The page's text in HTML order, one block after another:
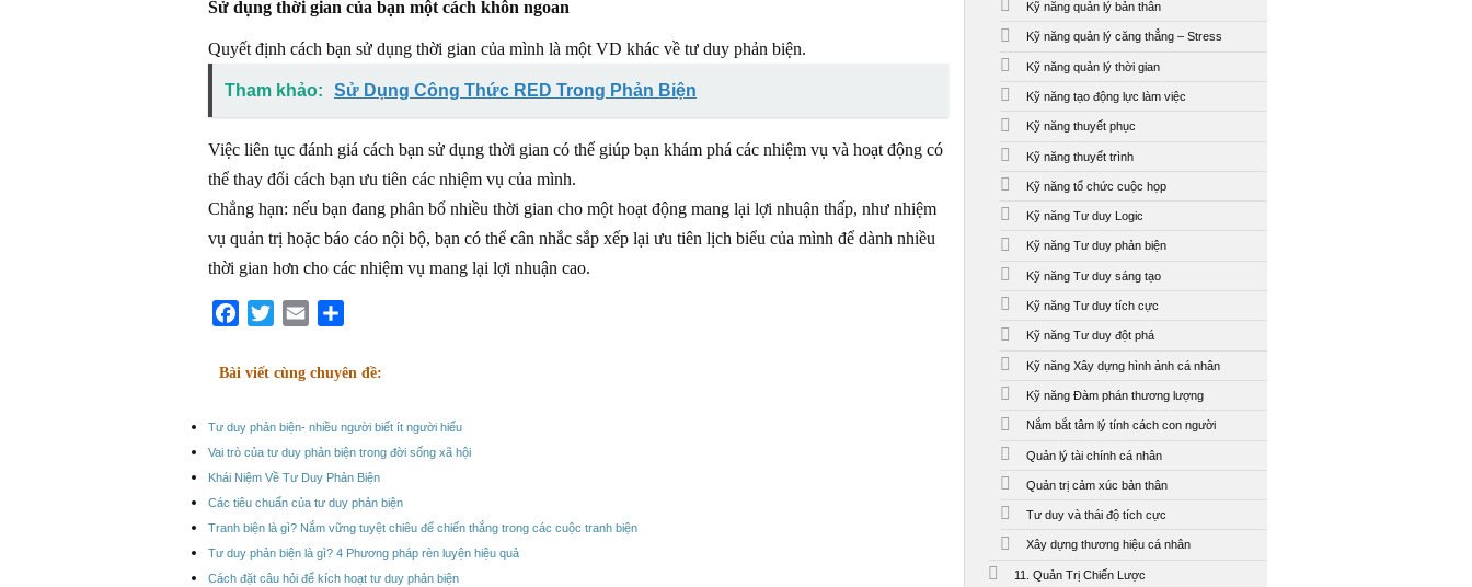
Sử dụng thời gian của bạn một cách khôn ngoan
Quyết định cách bạn sử dụng thời gian của mình là một VD khác về tư duy phản biện.
Tham khảo: Sử Dụng Công Thức RED Trong Phản Biện
Việc liên tục đánh giá cách bạn sử dụng thời gian có thể giúp bạn khám phá các nhiệm vụ và hoạt động có
thể thay đổi cách bạn ưu tiên các nhiệm vụ của mình.
Chẳng hạn: nếu bạn đang phân bổ nhiều thời gian cho một hoạt động mang lại lợi nhuận thấp, như nhiệm
vụ quản trị hoặc báo cáo nội bộ, bạn có thể cân nhắc sắp xếp lại ưu tiên lịch biểu của mình để dành nhiều
thời gian hơn cho các nhiệm vụ mang lại lợi nhuận cao.
Facebook
TwitterEmail
Bài viết cùng chuyên đề:
Tư duy phản biện- nhiều người biết ít người hiểu
Vai trò của tư duy phản biện trong đời sống xã hội
Khái Niệm Về Tư Duy Phản Biện
Các tiêu chuẩn của tư duy phản biện
Tranh biện là gì? Nắm vững tuyệt chiêu để chiến thắng trong các cuộc tranh biện
Tư duy phản biện là gì? 4 Phương pháp rèn luyện hiệu quả
Cách đặt câu hỏi để kích hoạt tư duy phản biện
Kỹ năng quản lý bản thân
Kỹ năng quản lý căng thẳng – Stress
Kỹ năng quản lý thời gian
Kỹ năng tạo động lực làm việc
Kỹ năng thuyết phục
Kỹ năng thuyết trình
Kỹ năng tổ chức cuộc họp
Kỹ năng Tư duy Logic
Kỹ năng Tư duy phản biện
Kỹ năng Tư duy sáng tạo
Kỹ năng Tư duy tích cực
Kỹ năng Tư duy đột phá
Kỹ năng Xây dựng hình ảnh cá nhân
Kỹ năng Đàm phán thương lượng
Nắm bắt tâm lý tính cách con người
Quản lý tài chính cá nhân
Quản trị cảm xúc bản thân
Tư duy và thái độ tích cực
Xây dựng thương hiệu cá nhân
11. Quản Trị Chiến Lược